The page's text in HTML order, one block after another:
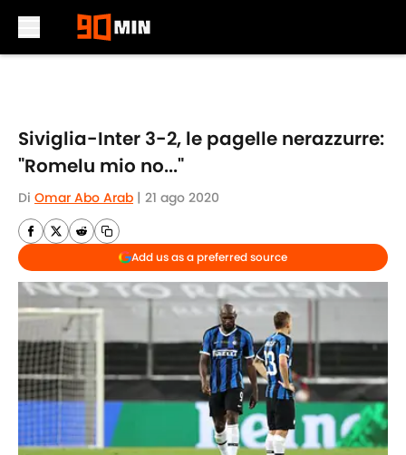
Siviglia-Inter 3-2, le pagelle nerazzurre:
"Romelu mio no..."
Di Omar Abo Arab | 21 ago 2020
Add us as a preferred source